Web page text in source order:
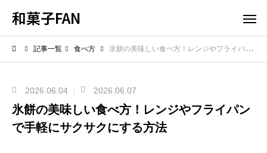
和菓子FAN
記事一覧 食べ方 氷餅の美味しい食べ方！レンジやフライパンで手軽にサクサクにする方法
2026.06.04 2026.06.07
氷餅の美味しい食べ方！レンジやフライパン
で手軽にサクサクにする方法